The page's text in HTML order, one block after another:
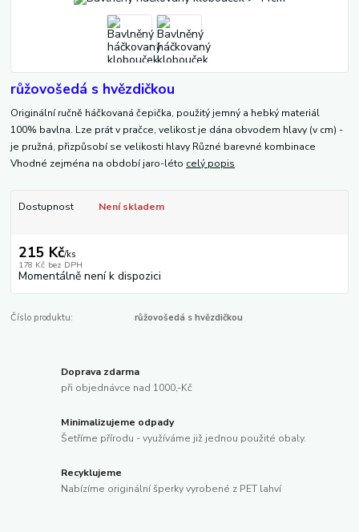
růžovošedá s hvězdičkou
Originální ručně háčkovaná čepička, použitý jemný a hebký materiál
100% bavlna. Lze prát v pračce, velikost je dána obvodem hlavy (v cm) -
je pružná, přizpůsobí se velikosti hlavy Různé barevné kombinace
Vhodné zejména na období jaro-léto celý popis
Dostupnost Není skladem
215 Kč/ks
178 Kč bez DPH
Momentálně není k dispozici
Číslo produktu: růžovošedá s hvězdičkou
Doprava zdarma
při objednávce nad 1000,-Kč
Minimalizujeme odpady
Šetříme přírodu - využíváme již jednou použité obaly.
Recyklujeme
Nabízíme originální šperky vyrobené z PET lahví